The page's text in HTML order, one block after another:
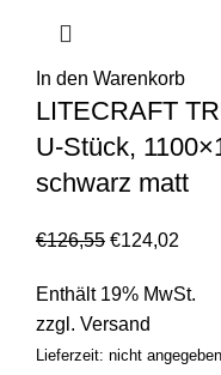
In den Warenkorb
LITECRAFT
U-Stück,
schwarz matt
€126,55 €124,02
Enthält 19% MwSt.
zzgl. Versand
Lieferzeit: nicht angegeben